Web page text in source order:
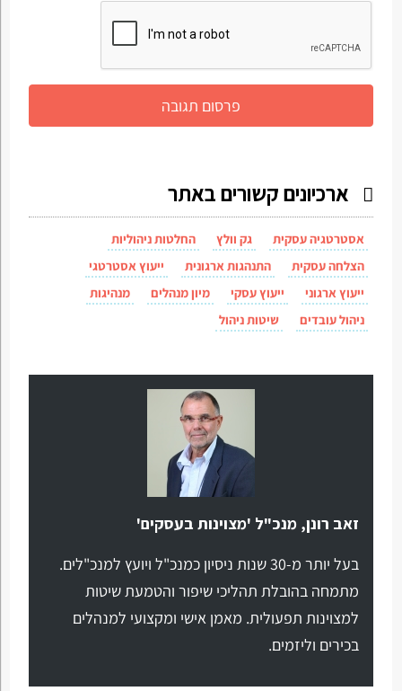
ארכיונים קשורים באתר
אסטרטגיה עסקית גק וולץ
החלטות ניהוליות
הצלחה עסקית
התנהגות ארגונית
ייעוץ אסטרטגי
ייעוץ ארגוני
ייעוץ עסקי מיון מנהלים
מנהיגות
ניהול עובדים
שיטות ניהול
זאב רונן, מנכ"ל 'מצוינות בעסקים'
בעל יותר מ-30 שנות ניסיון כמנכ"ל ויועץ למנכ"לים.
מתמחה בהובלת תהליכי שיפור והטמעת שיטות
למצוינות תפעולית. מאמן אישי ומקצועי למנהלים
בכירים וליזמים.